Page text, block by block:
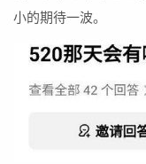
小的期待一波。